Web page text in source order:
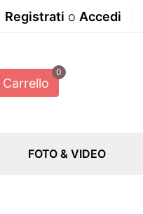
Registrati o Accedi
Carrello
0
FOTO & VIDEO